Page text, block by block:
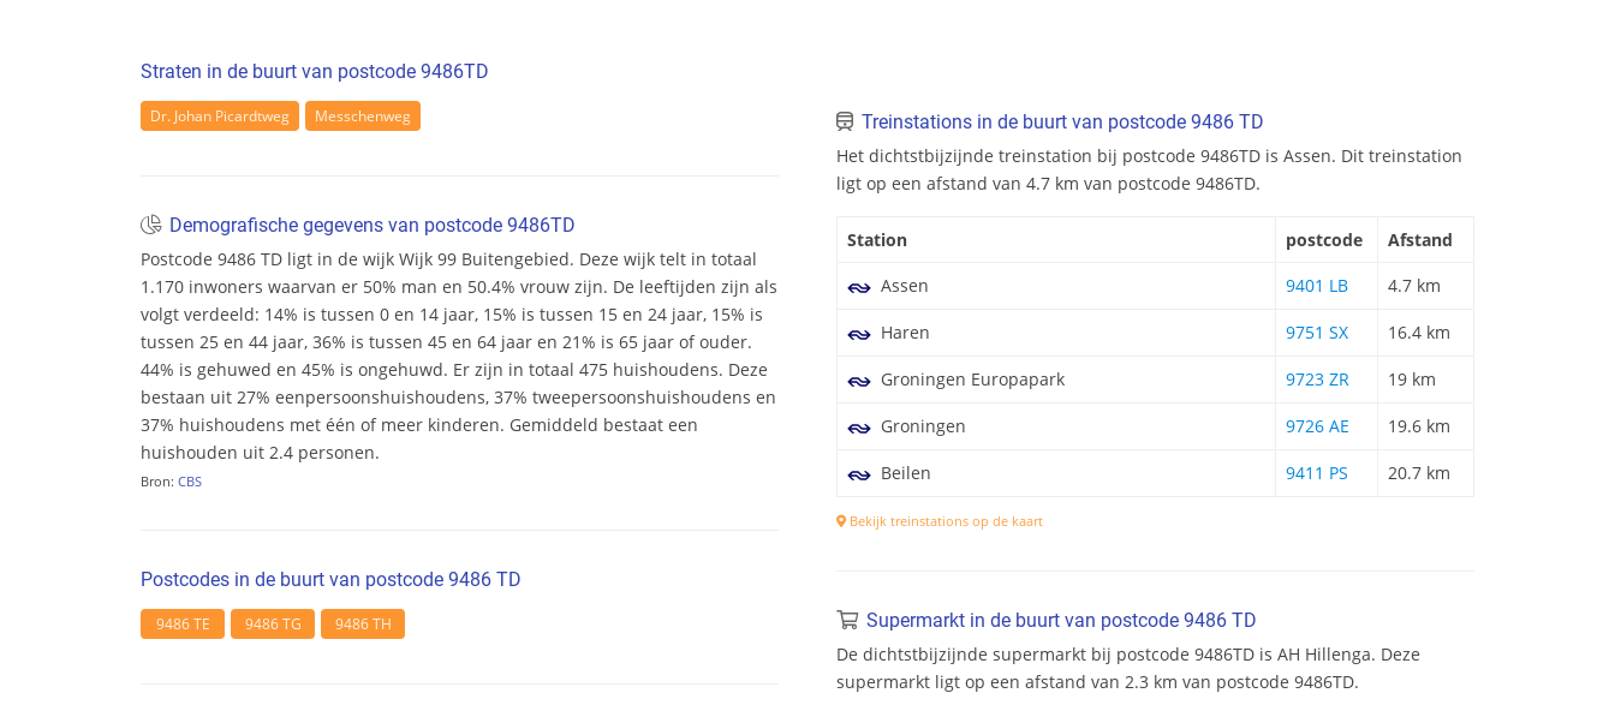
Straten in de buurt van postcode 9486TD
Dr. Johan Picardtweg Messchenweg
Demografische gegevens van postcode 9486TD
Postcode 9486 TD ligt in de wijk Wijk 99 Buitengebied. Deze wijk telt in totaal
1.170 inwoners waarvan er 50% man en 50.4% vrouw zijn. De leeftijden zijn als
volgt verdeeld: 14% is tussen 0 en 14 jaar, 15% is tussen 15 en 24 jaar, 15% is
tussen 25 en 44 jaar, 36% is tussen 45 en 64 jaar en 21% is 65 jaar of ouder.
44% is gehuwed en 45% is ongehuwd. Er zijn in totaal 475 huishoudens. Deze
bestaan uit 27% eenpersoonshuishoudens, 37% tweepersoonshuishoudens en
37% huishoudens met één of meer kinderen. Gemiddeld bestaat een
huishouden uit 2.4 personen.
Bron: CBS
Postcodes in de buurt van postcode 9486 TD
9486 TE 9486 TG 9486 TH
Treinstations in de buurt van postcode 9486 TD
Het dichtstbijzijnde treinstation bij postcode 9486TD is Assen. Dit treinstation
ligt op een afstand van 4.7 km van postcode 9486TD.
Station postcode
Afstand
Assen
9401 LB 4.7 km
Haren 9751 SX 16.4 km
Groningen Europapark 9723 ZR 19 km
Groningen 9726 AE 19.6 km
Beilen 9411 PS 20.7 km
Bekijk treinstations op de kaart
Supermarkt in de buurt van postcode 9486 TD
De dichtstbijzijnde supermarkt bij postcode 9486TD is AH Hillenga. Deze
supermarkt ligt op een afstand van 2.3 km van postcode 9486TD.